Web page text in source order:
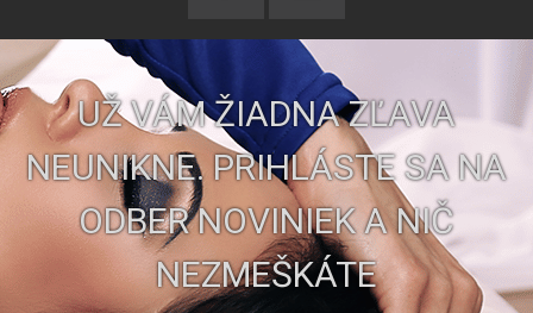
UŽ VÁM ŽIADNA ZĽAVA
NEUNIKNE. PRIHLÁSTE SA NA
ODBER NOVINIEK A NIČ
NEZMEŠKÁTE